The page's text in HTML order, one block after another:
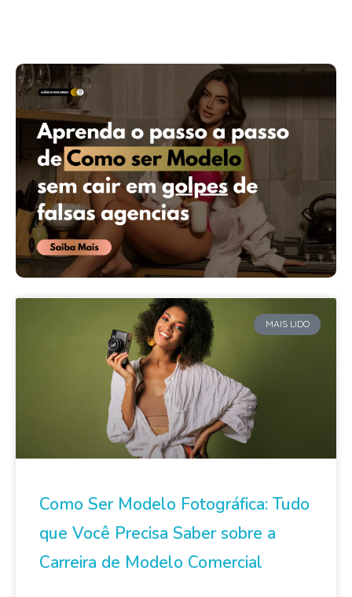
MAIS LIDO
Como Ser Modelo Fotográfica: Tudo
que Você Precisa Saber sobre a
Carreira de Modelo Comercial